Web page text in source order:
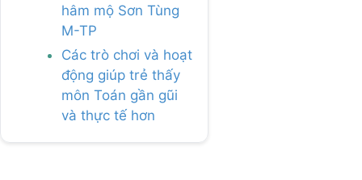
hâm mộ Sơn Tùng
M-TP
Các trò chơi và hoạt
động giúp trẻ thấy
môn Toán gần gũi
và thực tế hơn